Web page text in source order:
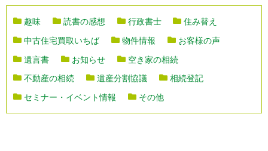
趣味 読書の感想 行政書士
住み替え
中古住宅買取いちば
物件情報
お客様の声
遺言書
お知らせ
空き家の相続
不動産の相続
遺産分割協議
相続登記
セミナー・イベント情報
その他